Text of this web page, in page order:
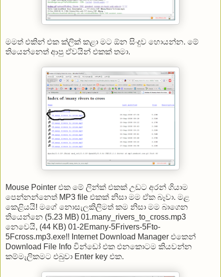
මමත් එකින් එක ක්ලික් කළා මට ඕන සිංදුව හොයන්න. මේ
තියෙන්නෙත් ආපු ඒවයින් එකක් තමා.
Mouse Pointer එක මේ ලින්ක් එකක් උඩට අරන් ගියාම
පෙන්නන්නෙත් MP3 file එකක් නිසා මම ඒක බෑවා. මළ
කෙළියයි! ‍මගේ නොසැලකිලිමත් කම නිසා මම බාගෙන
තියෙන්නෙ (5.23 MB) 01.many_rivers_to_cross.mp3
නෙවෙයි, (44 KB) 01-2Emany-5Frivers-5Fto-
5Fcross.mp3.exe!! Internet Download Manager එකෙන්
Download File Info වින්ඩෝ එක එනකොටම කියවන්න
කම්මැලිකමට එබුවා Enter key එක.